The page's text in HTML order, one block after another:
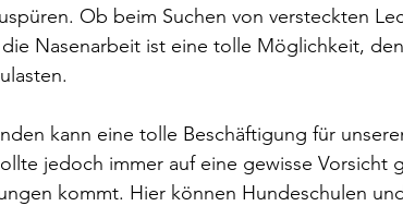
Ob beim Suchen von versteckten
Nasenarbeit ist eine tolle Möglichkeit,
kann eine tolle Beschäftigung für
jedoch immer auf eine gewisse Vorsicht
kommt. Hier können Hundeschulen und